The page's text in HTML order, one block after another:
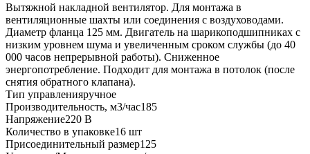
Вытяжной накладной вентилятор. Для монтажа в
вентиляционные шахты или соединения с воздуховодами.
Диаметр фланца 125 мм. Двигатель на шарикоподшипниках с
низким уровнем шума и увеличенным сроком службы (до 40
000 часов непрерывной работы). Сниженное
энергопотребление. Подходит для монтажа в потолок (после
снятия обратного клапана).
Тип управленияручное
Производительность, м3/час185
Напряжение220 В
Количество в упаковке16 шт
Присоединительный размер125